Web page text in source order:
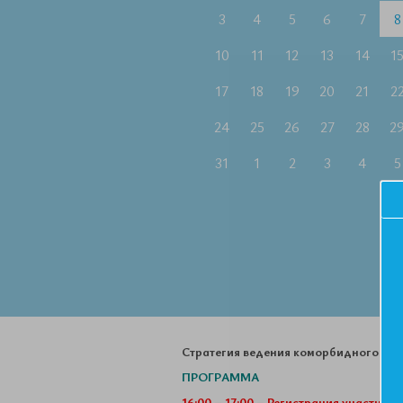
3
4 5 6 7 8
10
11 12 13 14 15
17
18 19 20 21 22
24
25 26 27 28 29
31
1 2 3 4 5
Стратегия ведения коморбидного
ПРОГРАММА